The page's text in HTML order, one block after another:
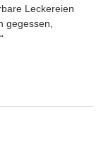
Leckereien
gegessen,